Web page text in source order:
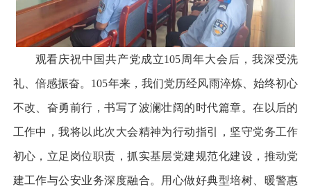
观看庆祝中国共产党成立105周年大会后，我深受洗
礼、倍感振奋。105年来，我们党历经风雨淬炼、始终初心
不改、奋勇前行，书写了波澜壮阔的时代篇章。在以后的
工作中，我将以此次大会精神为行动指引，坚守党务工作
初心，立足岗位职责，抓实基层党建规范化建设，推动党
建工作与公安业务深度融合。用心做好典型培树、暖警惠